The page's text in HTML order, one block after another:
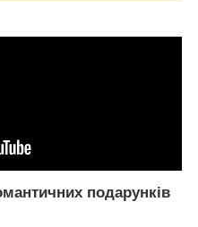
подарунків